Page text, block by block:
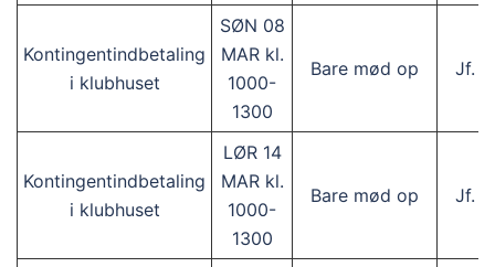
Kontingentindbetaling
i klubhuset
SØN 08
MAR kl.
1000-
1300
Bare mød op Jf.
Kontingentindbetaling
i klubhuset
LØR 14
MAR kl.
1000-
1300
Bare mød op Jf.